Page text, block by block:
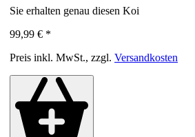
Sie erhalten genau diesen Koi
99,99 € *
Preis inkl. MwSt., zzgl. Versandkosten